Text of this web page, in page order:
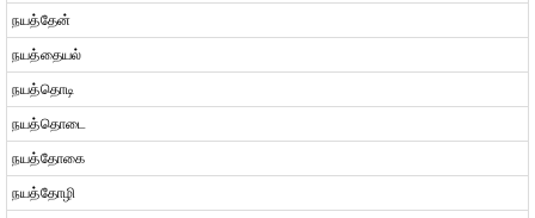
நயத்தேன்
நயத்தையல்
நயத்தொடி
நயத்தொடை
நயத்தோகை
நயத்தோழி